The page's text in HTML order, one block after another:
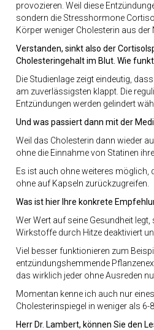
provozieren. Weil diese
sondern die Stresshormone
Körper weniger Cholesterin aus
Verstanden, sinkt also der
Cholesteringehalt im Blut. Wie
Die Studienlage zeigt eindeutig,
am zuverlässigsten klappt. Die
Entzündungen werden gelindert
Und was passiert dann mit der
Weil das Cholesterin dann wieder
ohne die Einnahme von Statinen
Es ist auch ohne weiteres möglich,
ohne auf Kapseln zurückzugreifen.
Was ist hier Ihre konkrete
Wer Wert auf seine Gesundheit
Wirkstoffe durch Hitze deaktiviert
Viel besser funktionieren zum
entzündungshemmende
das wirklich jeder ohne Ausreden
Momentan kenne ich auch nur
Cholesterinspiegel in weniger als
Herr Dr. Lambert, können Sie den